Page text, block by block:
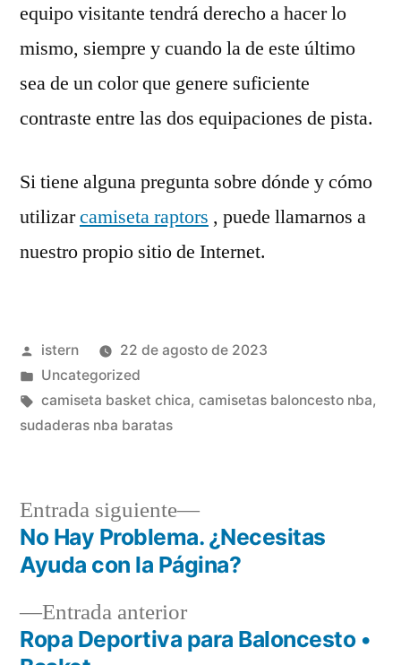
equipo visitante tendrá derecho a hacer lo
mismo, siempre y cuando la de este último
sea de un color que genere suficiente
contraste entre las dos equipaciones de pista.
Si tiene alguna pregunta sobre dónde y cómo
utilizarcamiseta raptors , puede llamarnos a
nuestro propio sitio de Internet.
Publicado
por
istern
22 de agosto de 2023
Publicado
en
Uncategorized
Etiquetas:
camiseta basket chica, camisetas baloncesto nba,
sudaderas nba baratas
Navegación
entradas
Entrada anteriorEntrada
anterior:
Ropa Deportiva para Baloncesto •
Entrada siguiente
Entrada
siguiente:
No Hay Problema. ¿Necesitas
Ayuda con la Página?